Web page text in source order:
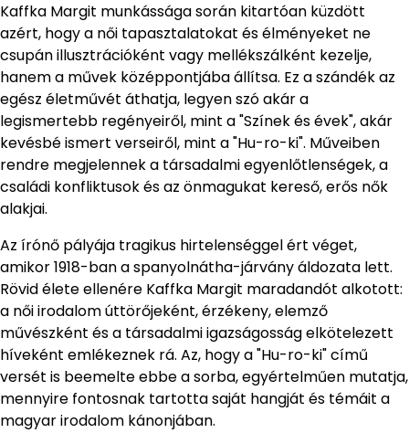
Kaffka Margit munkássága során kitartóan küzdött
azért, hogy a női tapasztalatokat és élményeket ne
csupán illusztrációként vagy mellékszálként kezelje,
hanem a művek középpontjába állítsa. Ez a szándék az
egész életművét áthatja, legyen szó akár a
legismertebb regényeiről, mint a "Színek és évek", akár
kevésbé ismert verseiről, mint a "Hu-ro-ki". Műveiben
rendre megjelennek a társadalmi egyenlőtlenségek, a
családi konfliktusok és az önmagukat kereső, erős nők
alakjai.
Az írónő pályája tragikus hirtelenséggel ért véget,
amikor 1918-ban a spanyolnátha-járvány áldozata lett.
Rövid élete ellenére Kaffka Margit maradandót alkotott:
a női irodalom úttörőjeként, érzékeny, elemző
művészként és a társadalmi igazságosság elkötelezett
híveként emlékeznek rá. Az, hogy a "Hu-ro-ki" című
versét is beemelte ebbe a sorba, egyértelműen mutatja,
mennyire fontosnak tartotta saját hangját és témáit a
magyar irodalom kánonjában.